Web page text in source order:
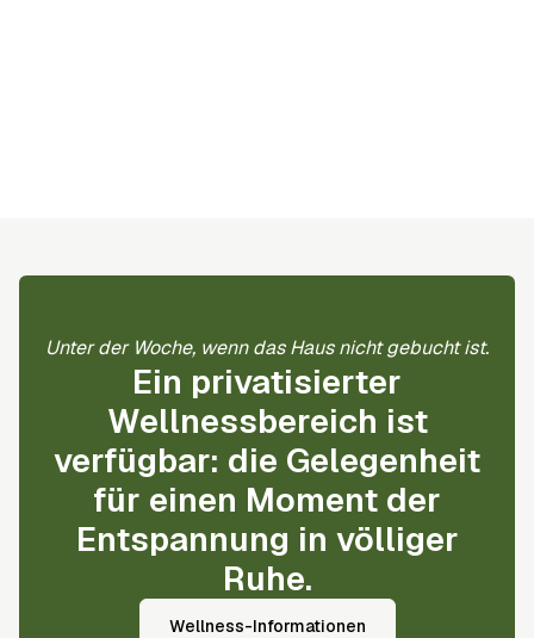
Unter der Woche, wenn das Haus nicht gebucht ist.
Ein privatisierter
Wellnessbereich ist
verfügbar: die Gelegenheit
für einen Moment der
Entspannung in völliger
Ruhe.
Wellness-Informationen